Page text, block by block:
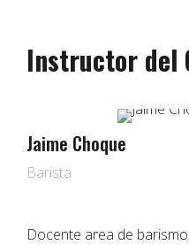
Instructor del
Jaime Choque
Barista
Docente area de